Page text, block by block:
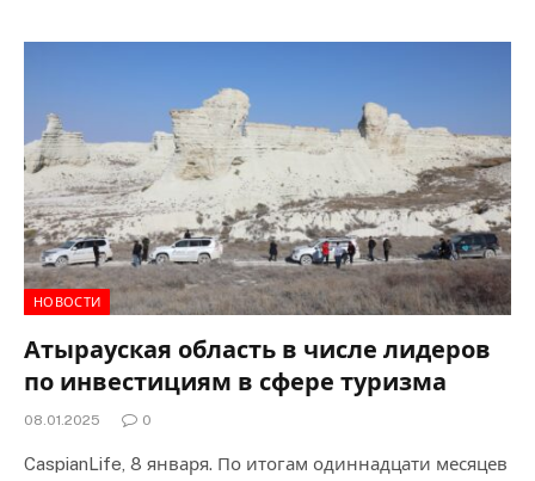
НОВОСТИ
Атырауская область в числе лидеров
по инвестициям в сфере туризма
08.01.2025 0
CaspianLife, 8 января. По итогам одиннадцати месяцев